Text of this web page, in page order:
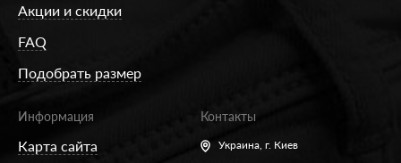
Акции и скидки
FAQ
Подобрать размер
Информация
Карта сайта
Контакты
Украина, г. Киев